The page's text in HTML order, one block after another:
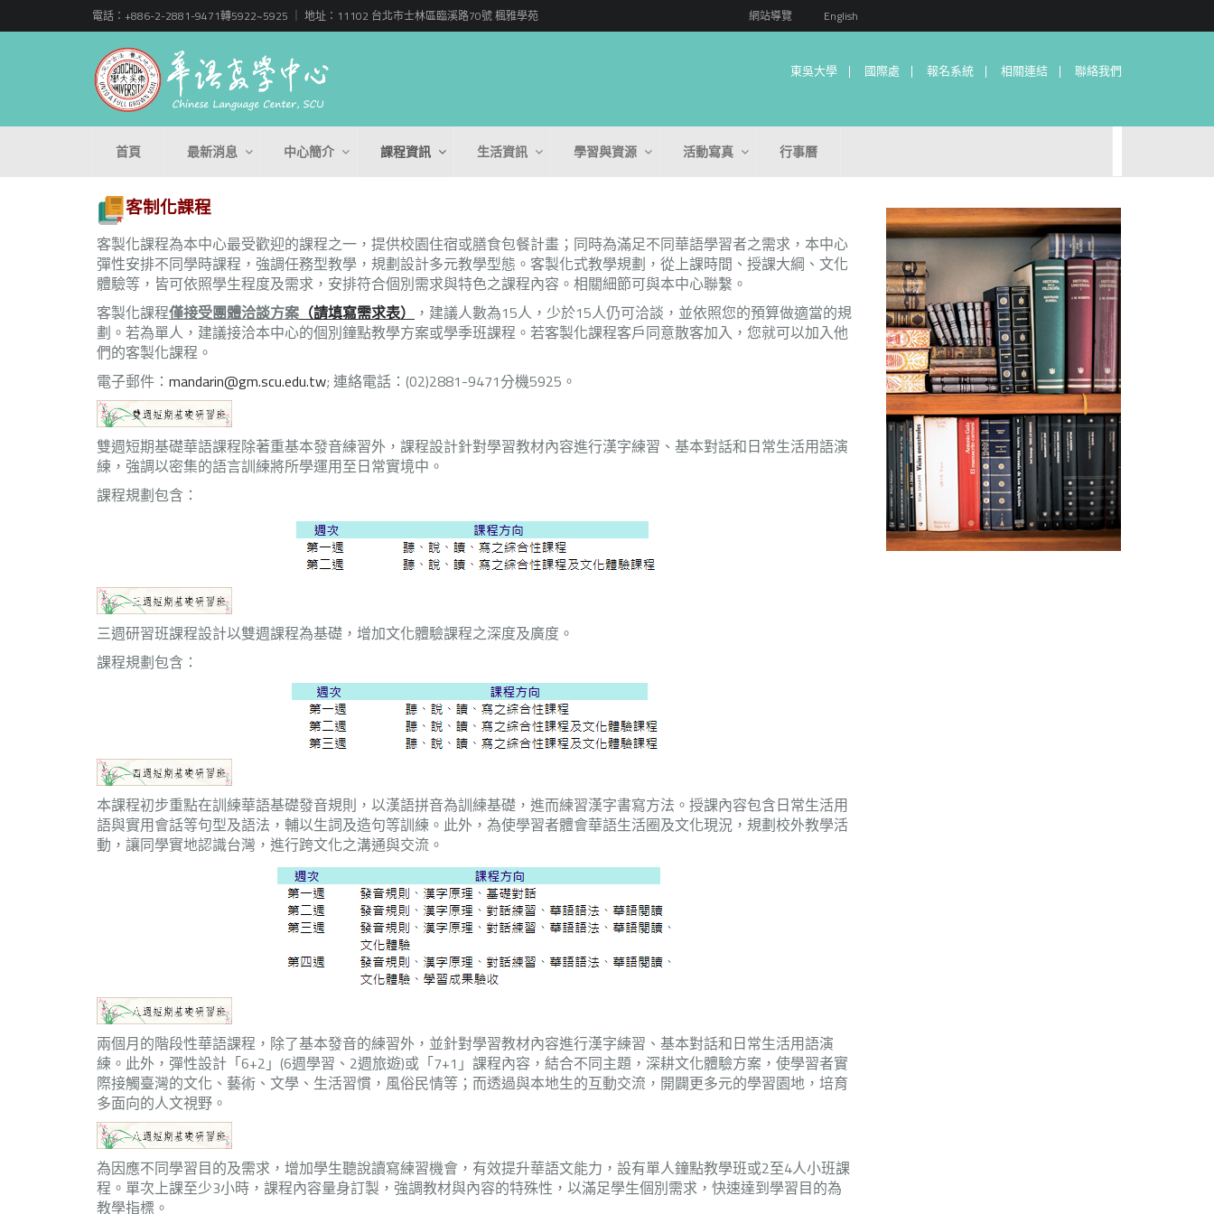
電話：+886-2-2881-9471轉5922~5925 ｜ 地址：11102 台北市士林區臨溪路70號 楓雅學苑 網站導覽 English
東吳大學 國際處 報名系統 相關連結 聯絡我們
首頁 最新消息 中心簡介 課程資訊 生活資訊 學習與資源 活動寫真 行事曆
客制化課程
客製化課程為本中心最受歡迎的課程之一，提供校園住宿或膳食包餐計畫；同時為滿足不同華語學習者之需求，本中心
彈性安排不同學時課程，強調任務型教學，規劃設計多元教學型態。客製化式教學規劃，從上課時間、授課大綱、文化
體驗等，皆可依照學生程度及需求，安排符合個別需求與特色之課程內容。相關細節可與本中心聯繫。
客製化課程僅接受團體洽談方案 （請填寫需求表）
，建議人數為15人，少於15人仍可洽談，並依照您的預算做適當的規
劃。若為單人，建議接洽本中心的個別鐘點教學方案或學季班課程。若客製化課程客戶同意散客加入，您就可以加入他
們的客製化課程。
電子郵件： mandarin@gm.scu.edu.tw; 連絡電話：(02)2881-9471分機5925。
雙週短期基礎華語課程除著重基本發音練習外，課程設計針對學習教材內容進行漢字練習、基本對話和日常生活用語演
練，強調以密集的語言訓練將所學運用至日常實境中。
課程規劃包含：
三週研習班課程設計以雙週課程為基礎，增加文化體驗課程之深度及廣度。
課程規劃包含：
本課程初步重點在訓練華語基礎發音規則，以漢語拼音為訓練基礎，進而練習漢字書寫方法。授課內容包含日常生活用
語與實用會話等句型及語法，輔以生詞及造句等訓練。此外，為使學習者體會華語生活圈及文化現況，規劃校外教學活
動，讓同學實地認識台灣，進行跨文化之溝通與交流。
兩個月的階段性華語課程，除了基本發音的練習外，並針對學習教材內容進行漢字練習、基本對話和日常生活用語演
練。此外，彈性設計「6+2」(6週學習、2週旅遊)或「7+1」課程內容，結合不同主題，深耕文化體驗方案，使學習者實
際接觸臺灣的文化、藝術、文學、生活習慣，風俗民情等；而透過與本地生的互動交流，開闢更多元的學習園地，培育
多面向的人文視野。
為因應不同學習目的及需求，增加學生聽說讀寫練習機會，有效提升華語文能力，設有單人鐘點教學班或2至4人小班課
程。單次上課至少3小時，課程內容量身訂製，強調教材與內容的特殊性，以滿足學生個別需求，快速達到學習目的為
教學指標。